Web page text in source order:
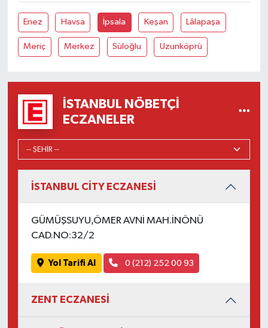
Enez Havsa İpsala Keşan Lâlapaşa
Meriç Merkez Süloğlu Uzunköprü
İSTANBUL NÖBETÇI
ECZANELER
İSTANBUL CİTY ECZANESİ
GÜMÜŞSUYU,ÖMER AVNİ MAH.İNÖNÜ
CAD.NO:32/2
Yol Tarifi Al 0 (212) 252 00 93
ZENT ECZANESİ